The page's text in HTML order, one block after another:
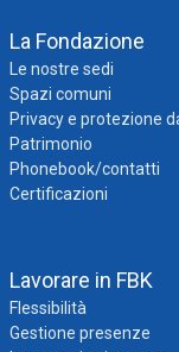
La Fondazione
Le nostre sedi
Spazi comuni
Privacy e protezione
Patrimonio
Phonebook/contatti
Certificazioni
Lavorare in FBK
Flessibilità
Gestione presenze